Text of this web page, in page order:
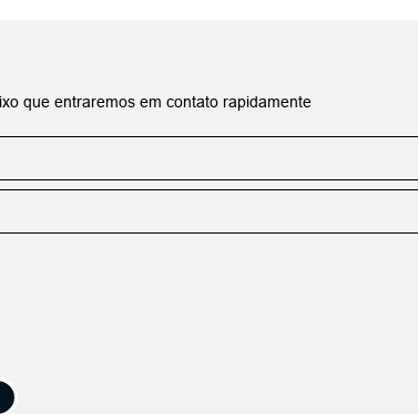
que entraremos em contato rapidamente